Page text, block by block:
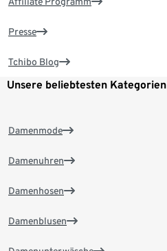
Presse
Tchibo Blog
Unsere beliebtesten Kategorien
Damenmode
Damenuhren
Damenhosen
Damenblusen